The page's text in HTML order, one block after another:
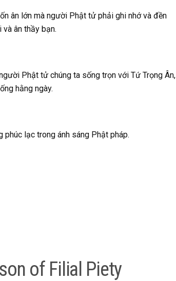
ân lớn mà người Phật tử phải ghi nhớ và đền
ân thầy bạn.
Phật tử chúng ta sống trọn với Tứ Trọng Ân,
hằng ngày.
phúc lạc trong ánh sáng Phật pháp.
of Filial Piety